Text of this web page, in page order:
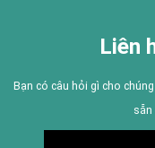
Liên
Bạn có câu hỏi gì cho
sẵn